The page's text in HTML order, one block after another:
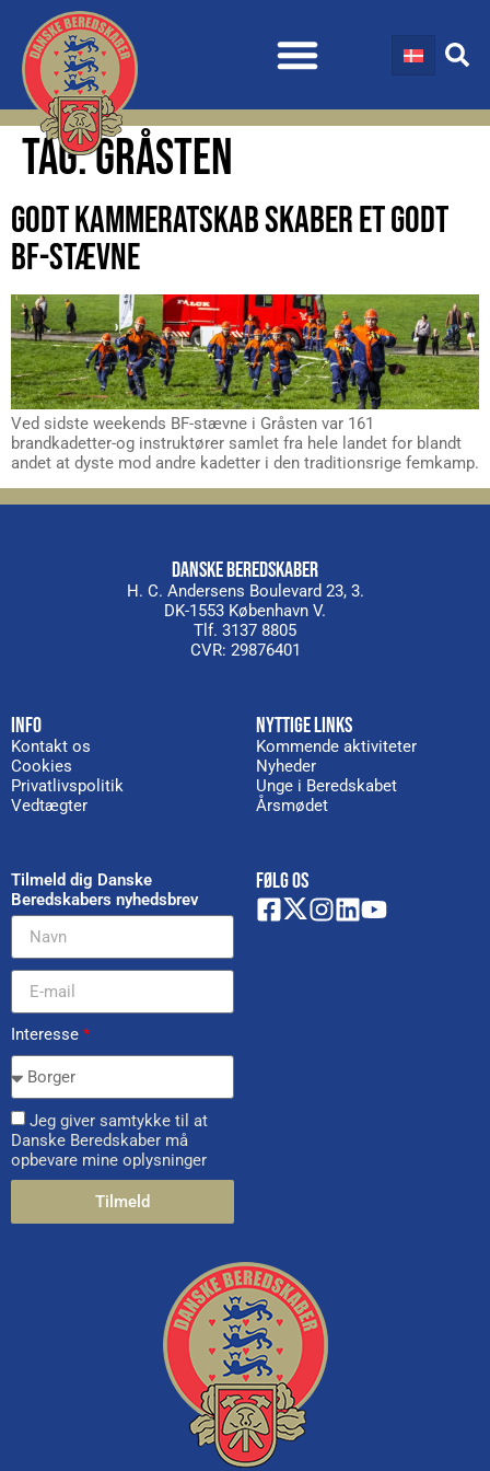
TAG:GRÅSTEN
GODT KAMMERATSKAB SKABER ET GODT
BF-STÆVNE
Ved sidste weekends BF-stævne i Gråsten var 161
brandkadetter-og instruktører samlet fra hele landet for blandt
andet at dyste mod andre kadetter i den traditionsrige femkamp.
DANSKE BEREDSKABER
H. C. Andersens Boulevard 23, 3.
DK-1553 København V.
Tlf. 3137 8805
CVR: 29876401
INFO
Kontakt os
Cookies
Privatlivspolitik
Vedtægter
NYTTIGE LINKS
Kommende aktiviteter
Nyheder
Unge i Beredskabet
Årsmødet
Tilmeld dig Danske
Beredskabers nyhedsbrev
Interesse *
Jeg giver samtykke til at
Danske Beredskaber må
opbevare mine oplysninger
Tilmeld
FØLG OS